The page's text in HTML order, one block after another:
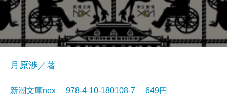
月原渉／著
新潮文庫nex 978-4-10-180108-7 649円